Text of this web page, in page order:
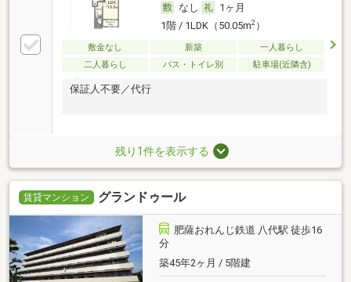
なし
1ヶ月
1階 / 1LDK（50.05m2）
敷金なし 新築
一人暮らし
二人暮らし
バス・トイレ別 駐車場(近隣含)
保証人不要／代行
残り1件を表示する
賃貸マンション グランドゥール
肥薩おれんじ鉄道 八代駅 徒歩16
分
築45年2ヶ月 / 5階建